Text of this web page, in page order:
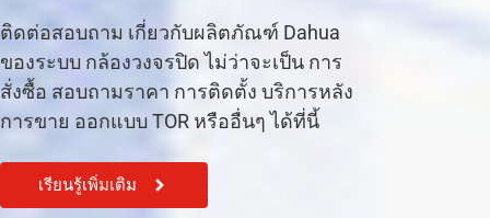
ติดต่อสอบถาม เกี่ยวกับผลิตภัณฑ์ Dahua
ของระบบ กล้องวงจรปิด ไม่ว่าจะเป็น การ
สั่งซื้อ สอบถามราคา การติดตั้ง บริการหลัง
การขาย ออกแบบ TOR หรืออื่นๆ ได้ที่นี้
เรียนรู้เพิ่มเติม